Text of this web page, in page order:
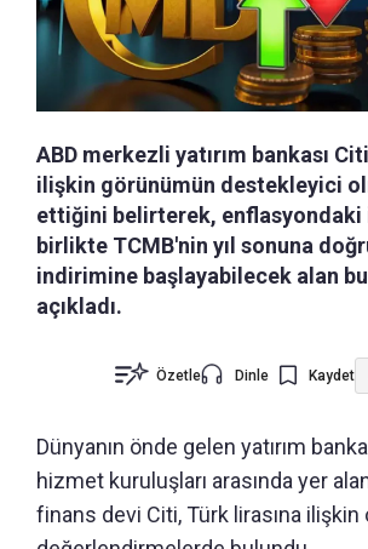
ABD merkezli yatırım bankası
ilişkin görünümün destekleyici
ettiğini belirterek, enflasyondaki
birlikte TCMB'nin yıl sonuna
indirimine başlayabilecek alan
açıkladı.
Özetle Dinle Kaydet
Dünyanın önde gelen yatırım
hizmet kuruluşları arasında yer
finans devi Citi, Türk lirasına ilişkin